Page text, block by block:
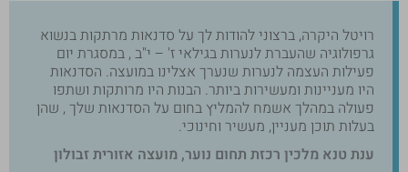
רויטל היקרה, ברצוני להודות לך על סדנאות מרתקות בנשוא
גרפולוגיה שהעברת לנערות בגילאי ז' – י"ב , במסגרת יום
פעילות העצמה לנערות שנערך אצלינו במועצה. הסדנאות
היו מעניינות ומעשירות ביותר. הבנות היו מרותקות ושתפו
פעולה במהלך אשמח להמליץ בחום על הסדנאות שלך , שהן
בעלות תוכן מעניין, מעשיר וחינוכי.
ענת טנא מלכין רכזת תחום נוער, מועצה אזורית זבולון